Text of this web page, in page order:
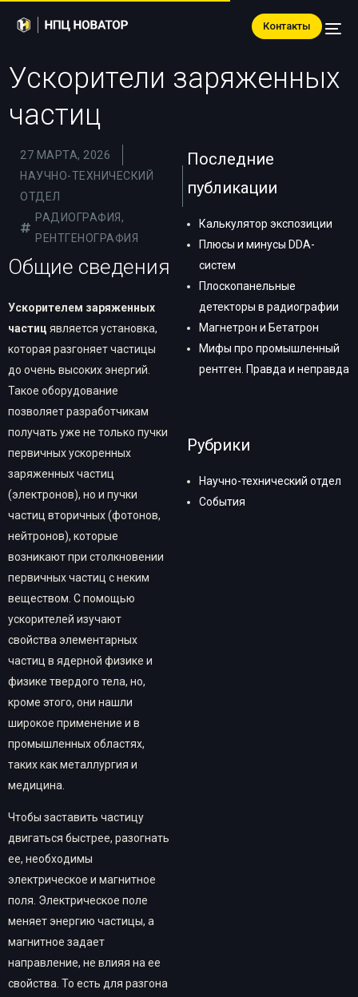
Контакты
Ускорители заряженных
частиц
27 МАРТА, 2026
НАУЧНО-ТЕХНИЧЕСКИЙ
ОТДЕЛ
РАДИОГРАФИЯ,
РЕНТГЕНОГРАФИЯ
Общие сведения
Ускорителем заряженных
частиц является установка,
которая разгоняет частицы
до очень высоких энергий.
Такое оборудование
позволяет разработчикам
получать уже не только пучки
первичных ускоренных
заряженных частиц
(электронов), но и пучки
частиц вторичных (фотонов,
нейтронов), которые
возникают при столкновении
первичных частиц с неким
веществом. С помощью
ускорителей изучают
свойства элементарных
частиц в ядерной физике и
физике твердого тела, но,
кроме этого, они нашли
широкое применение и в
промышленных областях,
таких как металлургия и
медицина.
Чтобы заставить частицу
двигаться быстрее, разогнать
ее, необходимы
электрическое и магнитное
поля. Электрическое поле
меняет энергию частицы, а
магнитное задает
направление, не влияя на ее
свойства. То есть для разгона
Последние
публикации
Калькулятор экспозиции
Плюсы и минусы DDA-
систем
Плоскопанельные
детекторы в радиографии
Магнетрон и Бетатрон
Мифы про промышленный
рентген. Правда и неправда
Рубрики
Научно-технический отдел
События